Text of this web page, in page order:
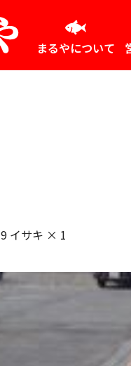
まるやについて
イサキ × 1